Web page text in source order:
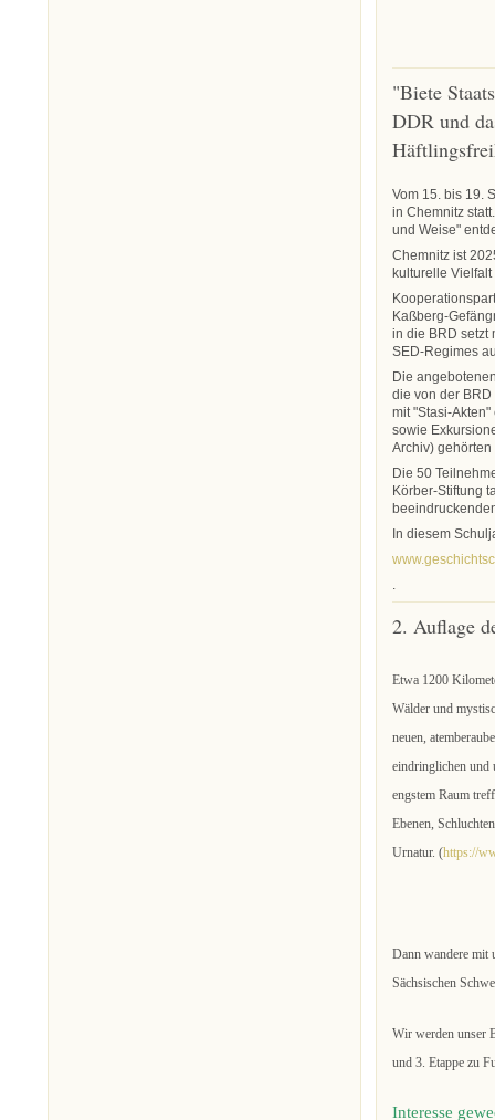
"Biete
DDR und
Vom 15. bis 19.
in Chemnitz
und Weise"
Chemnitz ist
kulturelle
Kaßberg-
in die BRD setzt
SED-Regimes
Die
die von der
mit "Stasi-
sowie
Archiv)
Die 50
Körber-Stiftung
In diesem
2. Auflage
Etwa 1200
Wälder und
neuen,
eindringlichen und
engstem Raum
Ebenen,
Urnatur. (https://
Dann wandere mit
Sächsischen
Wir werden unser
und 3. Etappe zu
Interesse